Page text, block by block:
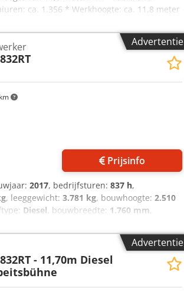
ca. 1.356 * Werkhoogte: ca. 11,8 meter
* Bedrijfsgewicht: ca. 3.770 kg * 4
een video zijn op aanvraag beschikbaar
+ 19% BTW. ---- Voor verdere vragen kunt u
voorbehoud en er kunnen geen rechten
Advertentie
Prijsinfo
2017, bedrijfsturen: 837 h,
, leeggewicht: 3.781 kg, bouwhoogte: 2.510
Diesel, bouwbreedte: 1.760 mm,
HR12620 Staat: Direct inzetbaar en volledig
Bandensituatie voor: 60 - 80%
werkplaatsgekeurd, gereinigd, met
desgewenst worden bijgewerkt of
Advertentie
- 11,70m Diesel